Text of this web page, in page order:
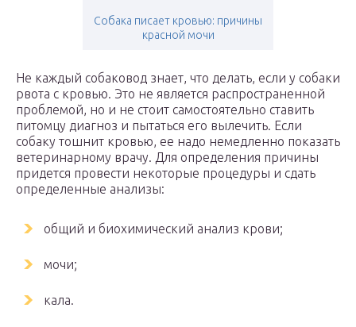
Собака писает кровью: причины
красной мочи
Не каждый собаковод знает, что делать, если у собаки
рвота с кровью. Это не является распространенной
проблемой, но и не стоит самостоятельно ставить
питомцу диагноз и пытаться его вылечить. Если
собаку тошнит кровью, ее надо немедленно показать
ветеринарному врачу. Для определения причины
придется провести некоторые процедуры и сдать
определенные анализы:
общий и биохимический анализ крови;
мочи;
кала.